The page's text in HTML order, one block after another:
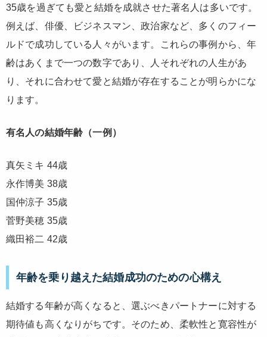
35歳を過ぎても愛と結婚を成就させた著名人は多いです。
例えば、俳優、ビジネスマン、政治家など、多くのフィー
ルドで成功している人々がいます。これらの事例から、年
齢はあくまで一つの数字であり、人それぞれの人生があ
り、それに合わせて愛と結婚が存在することが明らかにな
ります。
有名人の結婚年齢（一例）
真矢ミキ 44歳
永作博美 38歳
国仲涼子 35歳
菅野美穂 35歳
織田裕二 42歳
年齢を乗り越えた結婚成功のための心構え
結婚する年齢が高くなると、選ぶべきパートナーに対する
期待値も高くなりがちです。そのため、柔軟性と寛容性が